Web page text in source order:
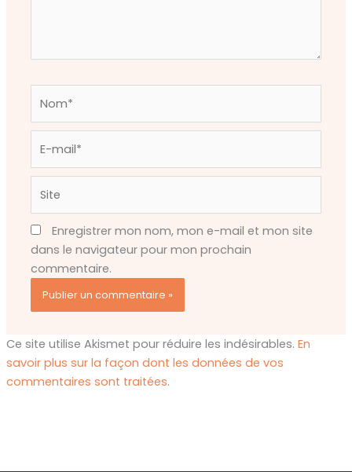
mail*
Enregistrer mon nom, mon e-mail et mon site
dans le navigateur pour mon prochain
commentaire.
Ce site utilise Akismet pour réduire les indésirables. En
savoir plus sur la façon dont les données de vos
commentaires sont traitées.